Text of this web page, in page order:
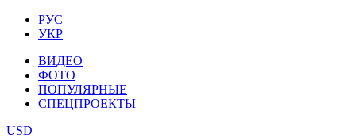
РУС
УКР
ВИДЕО
ФОТО
ПОПУЛЯРНЫЕ
СПЕЦПРОЕКТЫ
USD